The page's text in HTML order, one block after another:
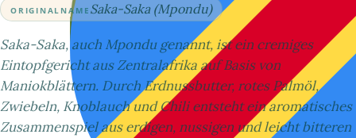
ORIGINALNAME Saka-Saka (Mpondu)
Saka-Saka, auch Mpondu genannt, ist ein cremiges
Eintopfgericht aus Zentralafrika auf Basis von
Maniokblättern. Durch Erdnussbutter, rotes Palmöl,
Zwiebeln, Knoblauch und Chili entsteht ein aromatisches
Zusammenspiel aus erdigen, nussigen und leicht bitteren